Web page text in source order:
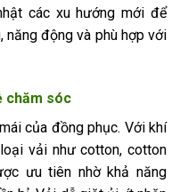
các xu hướng mới để
năng động và phù hợp với
chăm sóc
của đồng phục. Với khí
vải như cotton, cotton
ưu tiên nhờ khả năng